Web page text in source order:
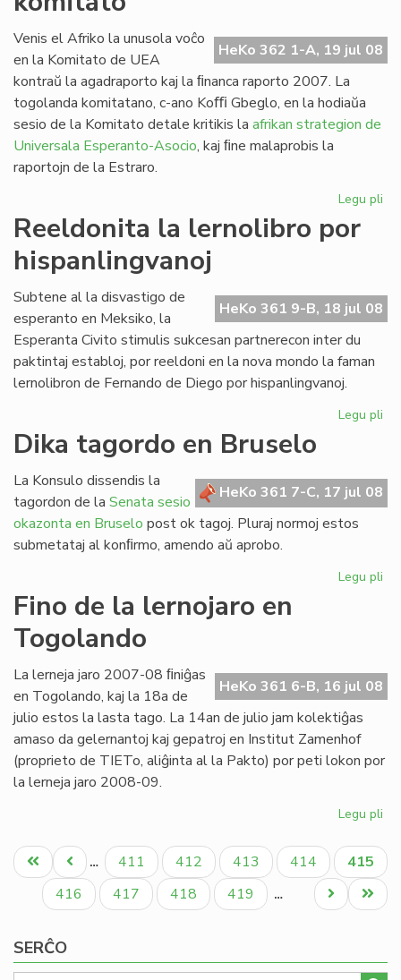
HeKo 362 1-A, 19 jul 08
Venis el Afriko la unusola voĉo
en la Komitato de UEA
kontraŭ la agadraporto kaj la ﬁnanca raporto 2007. La
togolanda komitatano, c-ano Koﬃ Gbeglo, en la hodiaŭa
sesio de la Komitato detale kritikis la afrikan strategion de
Universala Esperanto-Asocio, kaj ﬁne malaprobis la
raportojn de la Estraro.
Legu pli
Reeldonita la lernolibro por
hispanlingvanoj
HeKo 361 9-B, 18 jul 08
Subtene al la disvastigo de
esperanto en Meksiko, la
Esperanta Civito stimulis sukcesan partnerecon inter du
paktintaj establoj, por reeldoni en la nova mondo la faman
lernolibron de Fernando de Diego por hispanlingvanoj.
Legu pli
Dika tagordo en Bruselo
HeKo 361 7-C, 17 jul 08
La Konsulo dissendis la
tagordon de la Senata sesio
okazonta en Bruselo post ok tagoj. Pluraj normoj estos
submetataj al konﬁrmo, amendo aŭ aprobo.
Legu pli
Fino de la lernojaro en
Togolando
HeKo 361 6-B, 16 jul 08
La lerneja jaro 2007-08 ﬁniĝas
en Togolando, kaj la 18a de
julio estos la lasta tago. La 14an de julio jam kolektiĝas
amaso da gelernantoj kaj gepatroj en Institut Zamenhof
(proprieto de TIETo, aliĝinta al la Pakto) por peti lokon por
la lerneja jaro 2008-09.
Legu pli
de
la
en
Pagination
Unua
paĝo
Antaŭa
paĝo
… Paĝo
411 Paĝo
412 Paĝo
413 Paĝo
414
Aktuala
paĝo
415
Paĝo
416 Paĝo
417 Paĝo
418 Paĝo
419 …
Last
page
Next
page
SERĈO